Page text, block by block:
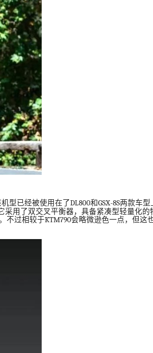
型已经被使用在了DL800和GSX-8S两款车型
用了双交叉平衡器，具备紧凑型轻量化的
不过相较于KTM790会略微逊色一点，但这